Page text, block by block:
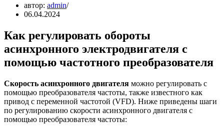
автор: admin
06.04.2024
Как регулировать обороты
асинхронного электродвигателя с
помощью частотного преобразователя
Скорость асинхронного двигателя можно регулировать с
помощью преобразователя частоты, также известного как
привод с переменной частотой (VFD). Ниже приведены шаги
по регулированию скорости асинхронного двигателя с
помощью преобразователя частоты: